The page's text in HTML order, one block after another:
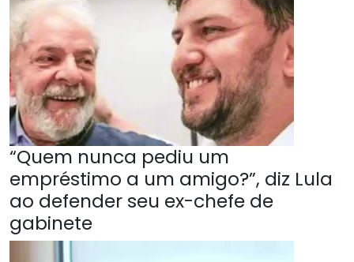
“Quem nunca pediu um
empréstimo a um amigo?”, diz Lula
ao defender seu ex-chefe de
gabinete